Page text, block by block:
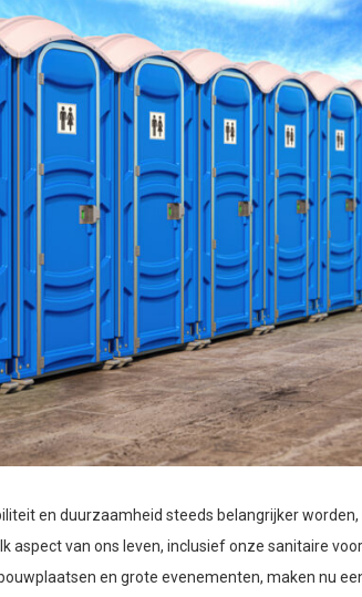
en duurzaamheid steeds belangrijker worden,
aspect van ons leven, inclusief onze sanitaire
en grote evenementen, maken nu